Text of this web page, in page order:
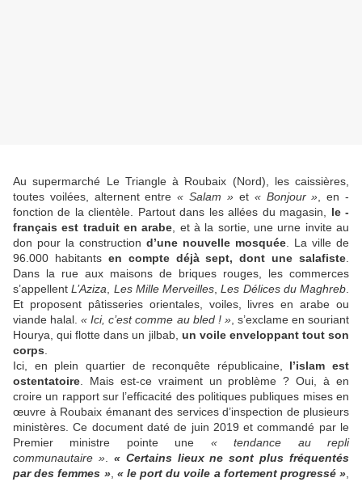
Au supermarché Le Triangle à ­Roubaix (Nord), les caissières,
toutes voilées, alternent entre« Salam » et « Bonjour » , en ­
fonction de la clientèle. Partout dans les ­allées du magasin,
le ­
français est traduit en arabe , et à la sortie, une urne invite au
don pour la ­construction d’une nouvelle mosquée . La ville de
96.000 ­habitants en compte déjà sept, dont une salafiste
Dans la rue aux maisons de briques rouges, les commerces
s’appellentL’Aziza Les Mille Merveilles ,Les Délices du Maghreb
Et proposent pâtisseries orientales, voiles, livres en arabe ou
viande halal.« Ici, c’est comme au bled ! », s’exclame en souriant
H­ourya, qui flotte dans un ­jilbab, un voile enveloppant tout son
corps
Ici, en plein quartier de reconquête républicaine,
l’islam est
ostentatoire . Mais est-ce ­vraiment un problème ? Oui, à en
croire un ­rapport sur l’efficacité des politiques publiques mises en
œuvre à ­Roubaix émanant des services d’inspection de ­plusieurs
ministères. Ce document daté de juin 2019 et commandé par le
Premier ­ministre pointe une « tendance au repli
communautaire ». « Certains lieux ne sont plus fréquentés
par des femmes », « le port du voile a fortement ­progressé »